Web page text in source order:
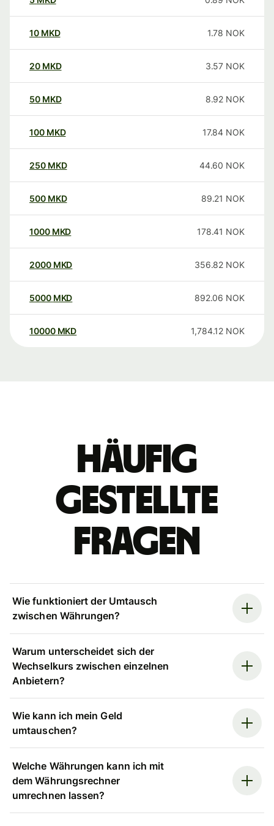
10 MKD 1.78 NOK
20 MKD 3.57 NOK
50 MKD 8.92 NOK
100 MKD 17.84 NOK
250 MKD 44.60 NOK
500 MKD 89.21 NOK
1000 MKD 178.41 NOK
2000 MKD 356.82 NOK
5000 MKD 892.06 NOK
10000 MKD 1,784.12 NOK
Häufig
gestellte
Fragen
Wie funktioniert der Umtausch
zwischen Währungen?
Warum unterscheidet sich der
Wechselkurs zwischen einzelnen
Anbietern?
Wie kann ich mein Geld
umtauschen?
Welche Währungen kann ich mit
dem Währungsrechner
umrechnen lassen?